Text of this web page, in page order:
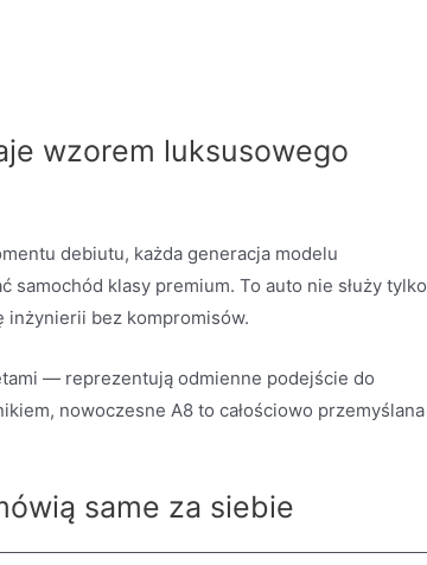
wzorem luksusowego
debiutu, każda generacja modelu
klasy premium. To auto nie służy tylko
bez kompromisów.
— reprezentują odmienne podejście do
nowoczesne A8 to całościowo przemyślana
same za siebie